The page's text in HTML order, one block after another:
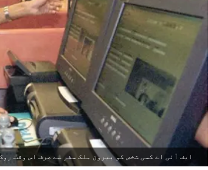
ایف آئی اے کسی شخص کو بیرون ملک سفر سے صرف اس وقت